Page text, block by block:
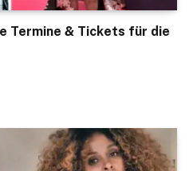
Termine & Tickets für die